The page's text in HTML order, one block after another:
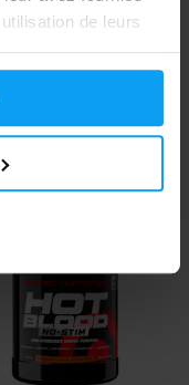
de leurs
285 g
€